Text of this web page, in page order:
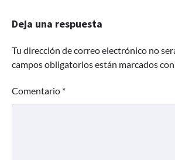
Deja una respuesta
Tu dirección de correo electrónico no
campos obligatorios están marcados con
Comentario *